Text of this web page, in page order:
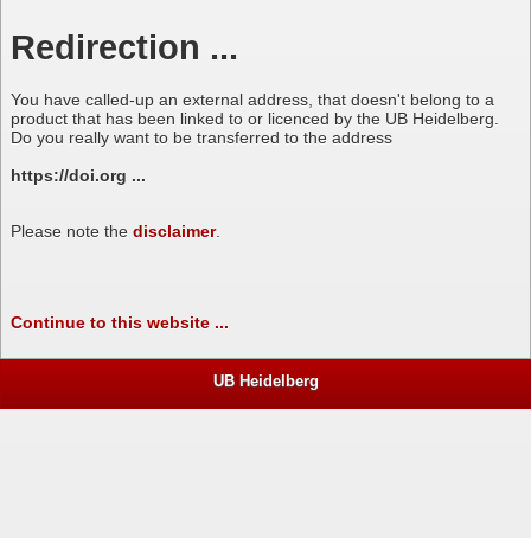
Redirection ...
You have called-up an external address, that doesn't belong to a
product that has been linked to or licenced by the UB Heidelberg.
Do you really want to be transferred to the address
https://doi.org ...
Please note the disclaimer.
Continue to this website ...
UB Heidelberg